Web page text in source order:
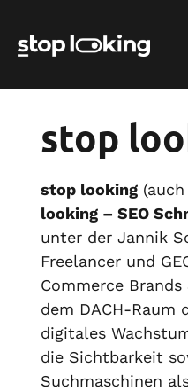
Inhalt
springen
stop
stop looking
looking – SEO
unter der Jannik
Freelancer und
Commerce
dem DACH-
digitales
die Sichtbarkeit
Suchmaschinen